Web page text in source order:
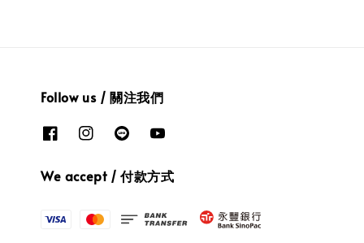
Follow us / 關注我們
We accept / 付款方式